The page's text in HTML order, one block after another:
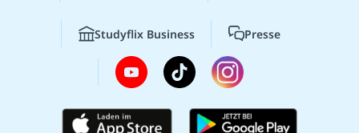
Studyflix Business Presse